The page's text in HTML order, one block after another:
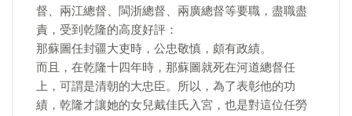
督、兩江總督、閩浙總督、兩廣總督等要職，盡職盡
責，受到乾隆的高度好評：
那蘇圖任封疆大吏時，公忠敬慎，頗有政績。
而且，在乾隆十四年時，那蘇圖就死在河道總督任
上，可謂是清朝的大忠臣。所以，為了表彰他的功
績，乾隆才讓她的女兒戴佳氏入宮，也是對這位任勞